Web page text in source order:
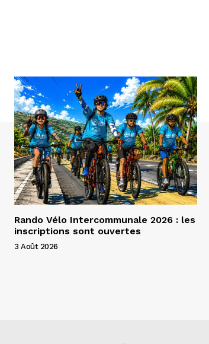
Rando Vélo Intercommunale 2026 : les
inscriptions sont ouvertes
3 Août 2026